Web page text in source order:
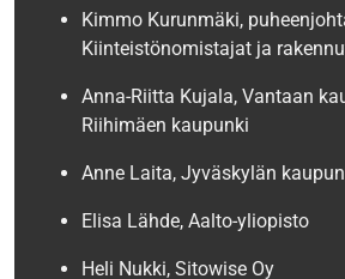
Kimmo Kurunmäki,
Kiinteistönomistajat ja
Anna-Riitta Kujala, Vantaan
Riihimäen kaupunki
Anne Laita, Jyväskylän
Elisa Lähde, Aalto-yliopisto
Heli Nukki, Sitowise Oy